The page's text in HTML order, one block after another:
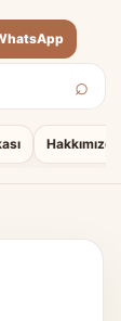
Hakkımızda
⌕